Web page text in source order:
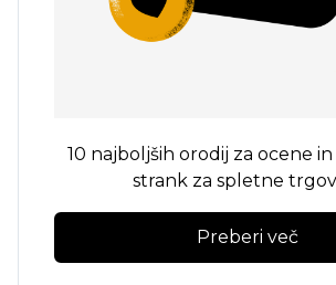
10 najboljših orodij za ocene
strank za spletne
Preberi več